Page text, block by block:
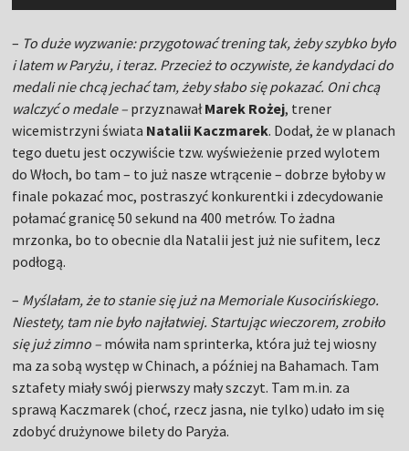
– To duże wyzwanie: przygotować trening tak, żeby szybko było
i latem w Paryżu, i teraz. Przecież to oczywiste, że kandydaci do
medali nie chcą jechać tam, żeby słabo się pokazać. Oni chcą
walczyć o medale – przyznawałMarek Rożej, trener
wicemistrzyni świata Natalii Kaczmarek. Dodał, że w planach
tego duetu jest oczywiście tzw. wyświeżenie przed wylotem
do Włoch, bo tam – to już nasze wtrącenie – dobrze byłoby w
finale pokazać moc, postraszyć konkurentki i zdecydowanie
połamać granicę 50 sekund na 400 metrów. To żadna
mrzonka, bo to obecnie dla Natalii jest już nie sufitem, lecz
podłogą.
– Myślałam, że to stanie się już na Memoriale Kusocińskiego.
Niestety, tam nie było najłatwiej. Startując wieczorem, zrobiło
się już zimno – mówiła nam sprinterka, która już tej wiosny
ma za sobą występ w Chinach, a później na Bahamach. Tam
sztafety miały swój pierwszy mały szczyt. Tam m.in. za
sprawą Kaczmarek (choć, rzecz jasna, nie tylko) udało im się
zdobyć drużynowe bilety do Paryża.